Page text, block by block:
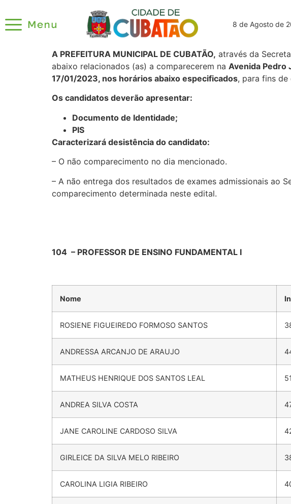
8 de Agosto de
A PREFEITURA MUNICIPAL DE CUBATÃO, através da
abaixo relacionados (as) a comparecerem na Avenida Pedro
17/01/2023, nos horários abaixo especificados, para fins de
Os candidatos deverão apresentar:
Documento de Identidade;
PIS
Caracterizará desistência do candidato:
– O não comparecimento no dia mencionado.
– A não entrega dos resultados de exames admissionais ao
comparecimento determinada neste edital.
104 – PROFESSOR DE ENSINO FUNDAMENTAL I
Nome
ROSIENE FIGUEIREDO FORMOSO SANTOS
ANDRESSA ARCANJO DE ARAUJO
MATHEUS HENRIQUE DOS SANTOS LEAL
ANDREA SILVA COSTA
JANE CAROLINE CARDOSO SILVA
GIRLEICE DA SILVA MELO RIBEIRO
CAROLINA LIGIA RIBEIRO